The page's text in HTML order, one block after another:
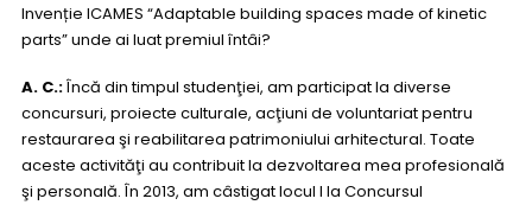
Invenție ICAMES “Adaptable building spaces made of kinetic
parts” unde ai luat premiul întâi?
A. C.:Încă din timpul studenţiei, am participat la diverse
concursuri, proiecte culturale, acţiuni de voluntariat pentru
restaurarea şi reabilitarea patrimoniului arhitectural. Toate
aceste activităţi au contribuit la dezvoltarea mea profesională
şi personală. În 2013, am câstigat locul I la Concursul